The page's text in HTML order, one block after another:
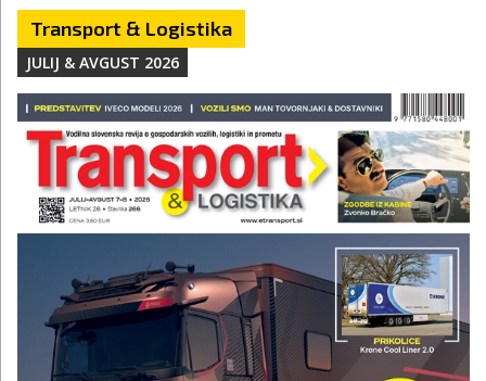
Transport & Logistika
JULIJ & AVGUST 2026